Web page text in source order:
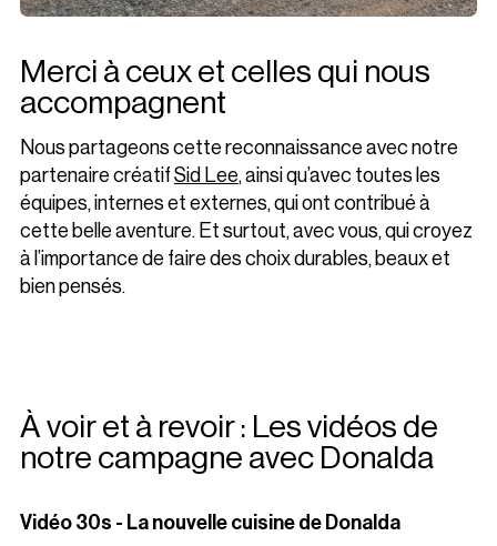
Merci à ceux et celles qui nous
accompagnent
Nous partageons cette reconnaissance avec notre
partenaire créatif Sid Lee, ainsi qu’avec toutes les
équipes, internes et externes, qui ont contribué à
cette belle aventure. Et surtout, avec vous, qui croyez
à l’importance de faire des choix durables, beaux et
bien pensés.
À voir et à revoir : Les vidéos de
notre campagne avec Donalda
Vidéo 30s - La nouvelle cuisine de Donalda